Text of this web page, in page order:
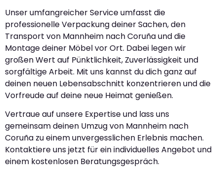
Unser umfangreicher Service umfasst die
professionelle Verpackung deiner Sachen, den
Transport von Mannheim nach Coruña und die
Montage deiner Möbel vor Ort. Dabei legen wir
großen Wert auf Pünktlichkeit, Zuverlässigkeit und
sorgfältige Arbeit. Mit uns kannst du dich ganz auf
deinen neuen Lebensabschnitt konzentrieren und die
Vorfreude auf deine neue Heimat genießen.
Vertraue auf unsere Expertise und lass uns
gemeinsam deinen Umzug von Mannheim nach
Coruña zu einem unvergesslichen Erlebnis machen.
Kontaktiere uns jetzt für ein individuelles Angebot und
einem kostenlosen Beratungsgespräch.